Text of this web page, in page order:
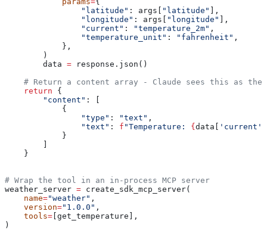
                "latitude"
: args[ "latitude"
],
                "longitude"
: args[ "longitude"
],
                "current"
: "temperature_2m" ,
                "temperature_unit"
: "fahrenheit" ,
            },
        )
        data
= response.json()
# Return a content array - Claude sees this as the
    return
{
        "content"
: [
            {
                "type"
: "text" ,
                "text"
: f "Temperature: { data[ 'current'
            }
    }
# Wrap the tool in an in-process MCP server
weather_server = create_sdk_mcp_server(
    name
="weather" ,
    version
="1.0.0" ,
    tools
= [get_temperature],
)